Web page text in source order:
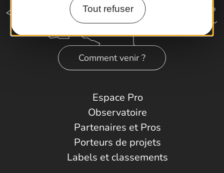
Tout refuser
Comment venir ?
Espace Pro
Observatoire
Partenaires et Pros
Porteurs de projets
Labels et classements